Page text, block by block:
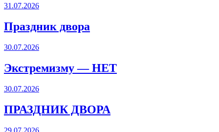
31.07.2026
Праздник двора
30.07.2026
Экстремизму — НЕТ
30.07.2026
ПРАЗДНИК ДВОРА️
29.07.2026